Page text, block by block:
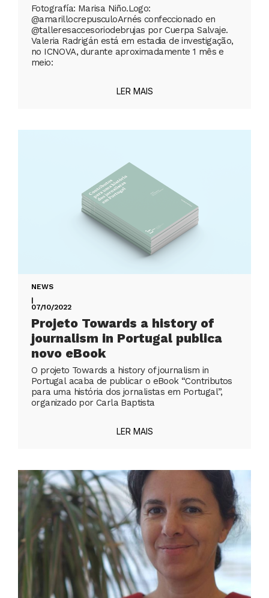
Fotografía: Marisa Niño.Logo:
@amarillocrepusculoArnés confeccionado en
@talleresaccesoriodebrujas por Cuerpa Salvaje.
Valeria Radrigán está em estadia de investigação,
no ICNOVA, durante aproximadamente 1 mês e
meio:
LER MAIS
NEWS
|
07/10/2022
Projeto Towards a history of
journalism in Portugal publica
novo eBook
O projeto Towards a history of journalism in
Portugal acaba de publicar o eBook “Contributos
para uma história dos jornalistas em Portugal”,
organizado por Carla Baptista
LER MAIS